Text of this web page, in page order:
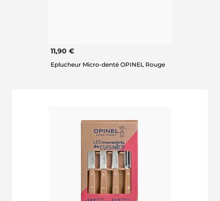
11,90 €
Eplucheur Micro-denté OPINEL Rouge